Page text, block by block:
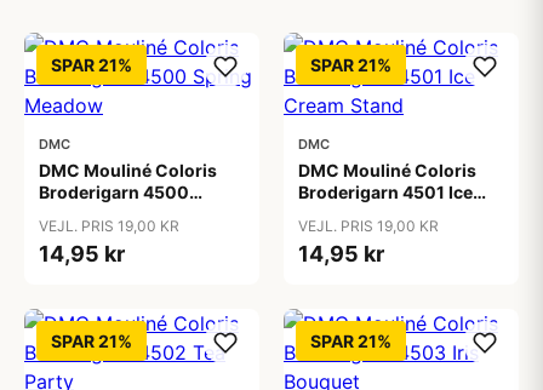
SPAR 21%
DMC
DMC Mouliné Coloris
Broderigarn 4500
VEJL. PRIS 19,00 KR
14,95 kr
SPAR 21%
DMC
DMC Mouliné Coloris
Broderigarn 4501 Ice
VEJL. PRIS 19,00 KR
14,95 kr
SPAR 21% SPAR 21%